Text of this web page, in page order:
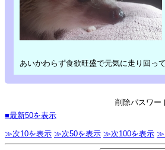
あいかわらず食欲旺盛で元気に走り回っ
削除パスワー
■最新50を表示
≫次10を表示 ≫次50を表示 ≫次100を表示